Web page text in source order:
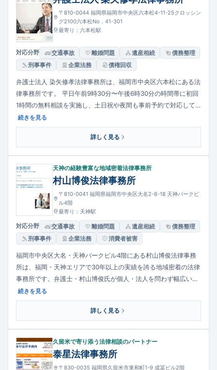
〒810-0044 福岡県福岡市中央区六本松4-11-25クロッシン
グ2100六本松No．41-301
最寄り：六本松駅
対応分野 交通事故 離婚問題 遺産相続
債務整理
刑事事件
企業法務 債権回収
弁護士法人 染矢修孝法律事務所は、福岡市中央区六本松にある法
律事務所です。 平日午前9時30分〜午後6時30分の時間帯に初回
1時間の無料相談を実施し、土日祝や夜間も事前予約で対応して
います。 離婚・交通事故・相続・遺言・成年後見・債務整理・刑
事事件など幅広い法的課題に対応し、依頼者の利益を最優先にし
た丁寧な事件処理を心がけています。 他専門家（税理士・社会保
続きを見る
詳しく見る
天神の経験豊富な地域密着法律事務所
村山博俊法律事務所
〒810-0041 福岡県福岡市中央区大名2-8-18 天神パークビ
ル4階
最寄り：天神駅
対応分野 交通事故 離婚問題 遺産相続
債務整理
刑事事件
企業法務 消費者被害
福岡市中央区大名・天神パークビル4階にある村山博俊法律事務
所は、福岡・天神エリアで30年以上の実績を誇る地域密着の法律
事務所です。弁護士・村山博俊氏が個人・法人を問わず幅広い法
律相談に対応し、契約・債権回収、相続・遺言、離婚・家族問
題、交通事故・損害賠償、債務整理、マンション管理問題、成年
後見、会社法務まで多様な法的ニーズをカバーしています。相談
続きを見る
詳しく見る
久留米で寄り添う法律相談のパートナー
泰星法律事務所
〒830-0035 福岡県久留米市東和町1-9 成冨ビル2階